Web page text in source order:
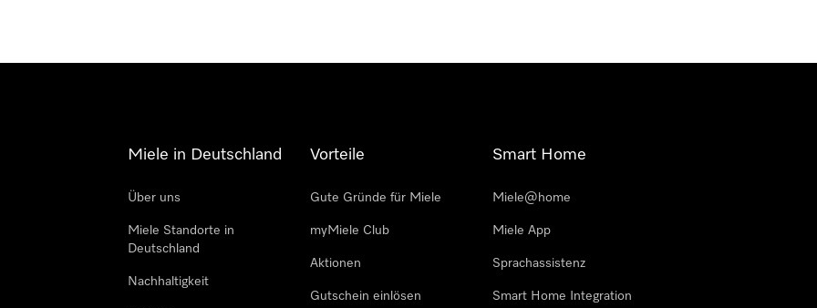
Miele in Deutschland
Über uns
Miele Standorte in
Deutschland
Nachhaltigkeit
Vorteile
Gute Gründe für Miele
myMiele Club
Aktionen
Gutschein einlösen
Smart Home
Miele@home
Miele App
Sprachassistenz
Smart Home Integration